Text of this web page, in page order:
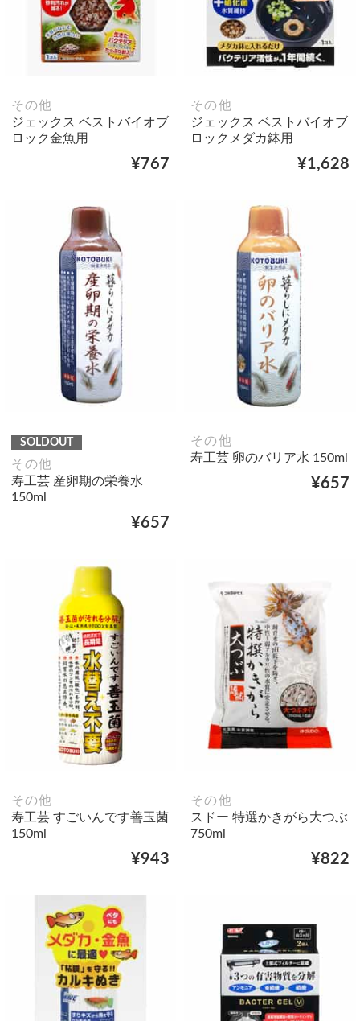
その他
ジェックス ベストバイオブ
ロック金魚用
¥767
その他
ジェックス ベストバイオブ
ロックメダカ鉢用
¥1,628
SOLDOUT
その他
寿工芸 産卵期の栄養水
150ml
¥657
その他
寿工芸 卵のバリア水 150ml
¥657
その他
寿工芸 すごいんです善玉菌
150ml
¥943
その他
スドー 特選かきがら大つぶ
750ml
¥822